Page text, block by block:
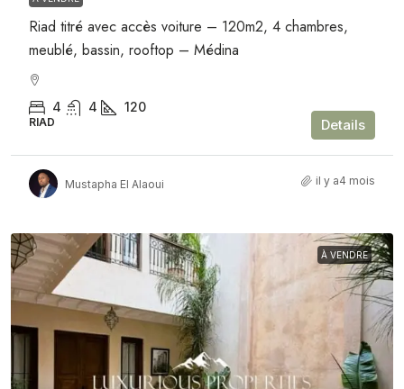
Riad titré avec accès voiture – 120m2, 4 chambres,
meublé, bassin, rooftop – Médina
4 4 120
RIAD Details
Mustapha El Alaoui il y a4 mois
À VENDRE